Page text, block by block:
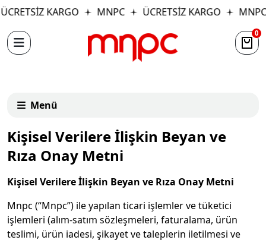
KARGO MNPC ÜCRETSİZ KARGO MNPC
0
Menü
Kişisel Verilere İlişkin Beyan ve
Rıza Onay Metni
Kişisel Verilere İlişkin Beyan ve Rıza Onay Metni
Mnpc (“Mnpc”) ile yapılan ticari işlemler ve tüketici
işlemleri (alım-satım sözleşmeleri, faturalama, ürün
teslimi, ürün iadesi, şikayet ve taleplerin iletilmesi ve